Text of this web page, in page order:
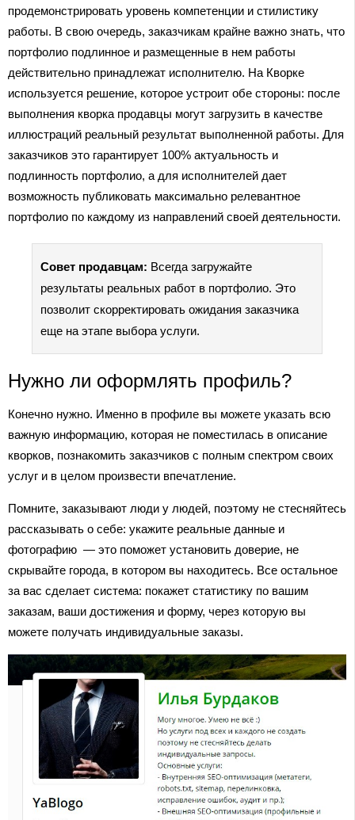
продемонстрировать уровень компетенции и стилистику
работы. В свою очередь, заказчикам крайне важно знать, что
портфолио подлинное и размещенные в нем работы
действительно принадлежат исполнителю. На Кворке
используется решение, которое устроит обе стороны: после
выполнения кворка продавцы могут загрузить в качестве
иллюстраций реальный результат выполненной работы. Для
заказчиков это гарантирует 100% актуальность и
подлинность портфолио, а для исполнителей дает
возможность публиковать максимально релевантное
портфолио по каждому из направлений своей деятельности.
Совет продавцам: Всегда загружайте
результаты реальных работ в портфолио. Это
позволит скорректировать ожидания заказчика
еще на этапе выбора услуги.
Нужно ли оформлять профиль?
Конечно нужно. Именно в профиле вы можете указать всю
важную информацию, которая не поместилась в описание
кворков, познакомить заказчиков с полным спектром своих
услуг и в целом произвести впечатление.
Помните, заказывают люди у людей, поэтому не стесняйтесь
рассказывать о себе: укажите реальные данные и
фотографию — это поможет установить доверие, не
скрывайте города, в котором вы находитесь. Все остальное
за вас сделает система: покажет статистику по вашим
заказам, ваши достижения и форму, через которую вы
можете получать индивидуальные заказы.